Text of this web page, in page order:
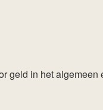
in het